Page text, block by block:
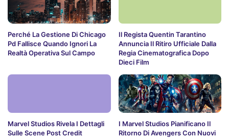
Perché La Gestione Di Chicago
Pd Fallisce Quando Ignori La
Realtà Operativa Sul Campo
Il Regista Quentin Tarantino
Annuncia Il Ritiro Ufficiale Dalla
Regia Cinematografica Dopo
Dieci Film
Marvel Studios Rivela I Dettagli
Sulle Scene Post Credit
I Marvel Studios Pianificano Il
Ritorno Di Avengers Con Nuovi